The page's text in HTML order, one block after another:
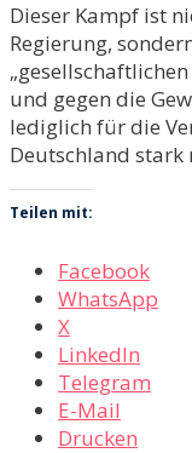
Dieser Kampf ist
Regierung,
und gegen die
lediglich für die
Deutschland stark
Teilen mit:
Facebook
WhatsApp
X
LinkedIn
Telegram
E-Mail
Drucken